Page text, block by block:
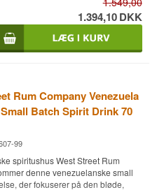
Single Vintage 2008 Sherry Cask
Rom destilleret i 2008
43%.
sig exceptionelt. Basis er
og en del af rommens
fra destilleriets signaturmetode –
på potstill – som giver en
olieret rom end de fleste column
i en kombination af ex-
ex-single malt whiskyfade og nye
1.394,10DKK
Rum Company Venezuela
Batch Spirit Drink 70
99
spiritushus West Street Rum
denne venezuelanske small
der fokuserer på den bløde,